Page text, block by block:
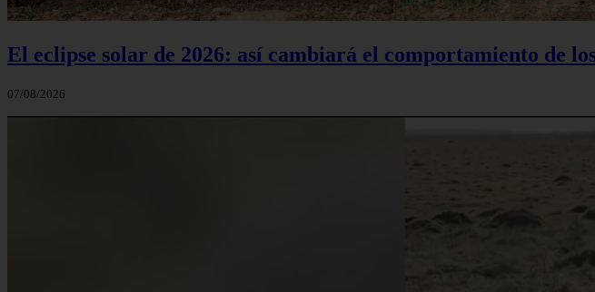
El eclipse solar de 2026: así cambiará el comportamiento de
07/08/2026